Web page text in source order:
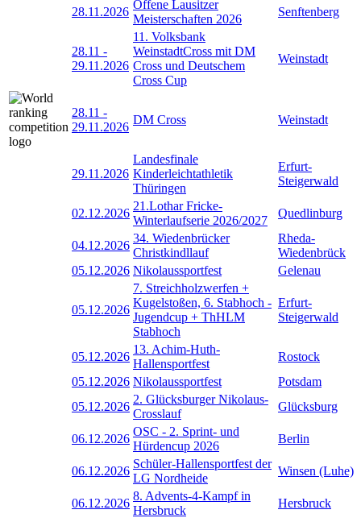
28.11.2026
Offene Lausitzer
Meisterschaften 2026
Senftenberg
28.11 -
29.11.2026
11. Volksbank
WeinstadtCross mit DM
Cross und Deutschem
Cross Cup
Weinstadt
28.11 -
29.11.2026
DM Cross Weinstadt
29.11.2026
Landesfinale
Kinderleichtathletik
Thüringen
Erfurt-
Steigerwald
02.12.2026
21.Lothar Fricke-
Winterlaufserie 2026/2027
Quedlinburg
04.12.2026
34. Wiedenbrücker
Christkindllauf
Rheda-
Wiedenbrück
05.12.2026 Nikolaussportfest Gelenau
05.12.2026
7. Streichholzwerfen +
Kugelstoßen, 6. Stabhoch -
Jugendcup + ThHLM
Stabhoch
Erfurt-
Steigerwald
05.12.2026
13. Achim-Huth-
Hallensportfest
Rostock
05.12.2026 Nikolaussportfest
Potsdam
05.12.2026
2. Glücksburger Nikolaus-
Crosslauf
Glücksburg
06.12.2026
OSC - 2. Sprint- und
Hürdencup 2026
Berlin
06.12.2026
Schüler-Hallensportfest der
LG Nordheide
Winsen (Luhe)
06.12.2026
8. Advents-4-Kampf in
Hersbruck
Hersbruck